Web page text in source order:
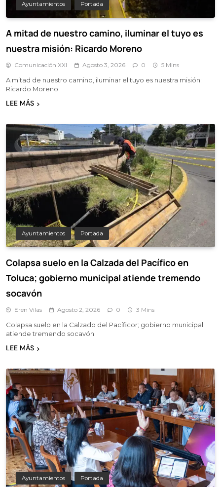
Ayuntamientos Portada
A mitad de nuestro camino, iluminar el tuyo es
nuestra misión: Ricardo Moreno
Comunicación XXI Agosto 3, 2026 0 5 Mins
A mitad de nuestro camino, iluminar el tuyo es nuestra misión:
Ricardo Moreno
LEE MÁS
Ayuntamientos Portada
Colapsa suelo en la Calzada del Pacífico en
Toluca; gobierno municipal atiende tremendo
socavón
Eren Vilas Agosto 2, 2026 0 3 Mins
Colapsa suelo en la Calzado del Pacíficor; gobierno municipal
atiende tremendo socavón
LEE MÁS
Ayuntamientos Portada